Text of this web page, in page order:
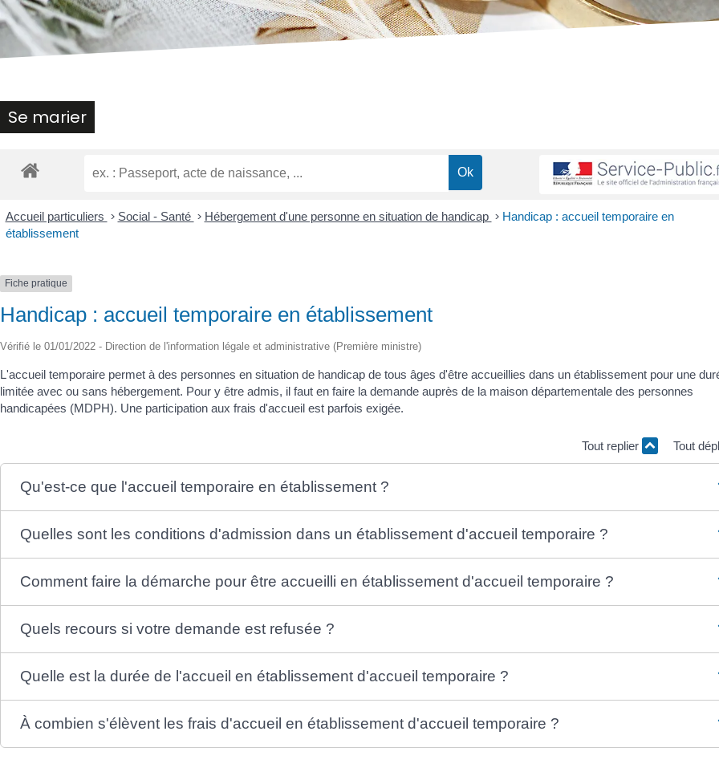
qui
utilisent
un
Appuyez
sur
pour
un
menu
Se marier
Accueil particuliers > Social - Santé > Hébergement d'une personne en situation de handicap > Handicap : accueil temporaire en
établissement
Fiche pratique
Handicap : accueil temporaire en établissement
Vérifié le 01/01/2022 - Direction de l'information légale et administrative (Première ministre)
L'accueil temporaire permet à des personnes en situation de handicap de tous âges d'être accueillies dans un établissement pour une
limitée avec ou sans hébergement. Pour y être admis, il faut en faire la demande auprès de la maison départementale des personnes
handicapées (MDPH). Une participation aux frais d'accueil est parfois exigée.
Tout replier Tout
Qu'est-ce que l'accueil temporaire en établissement ?
Quelles sont les conditions d'admission dans un établissement d'accueil temporaire ?
Comment faire la démarche pour être accueilli en établissement d'accueil temporaire ?
Quels recours si votre demande est refusée ?
Quelle est la durée de l'accueil en établissement d'accueil temporaire ?
À combien s'élèvent les frais d'accueil en établissement d'accueil temporaire ?